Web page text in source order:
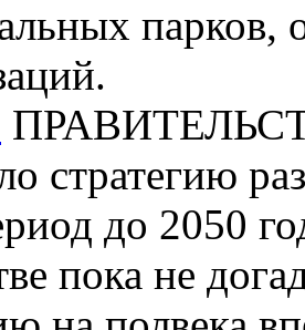
парков,
стратегию
до 2050
пока не